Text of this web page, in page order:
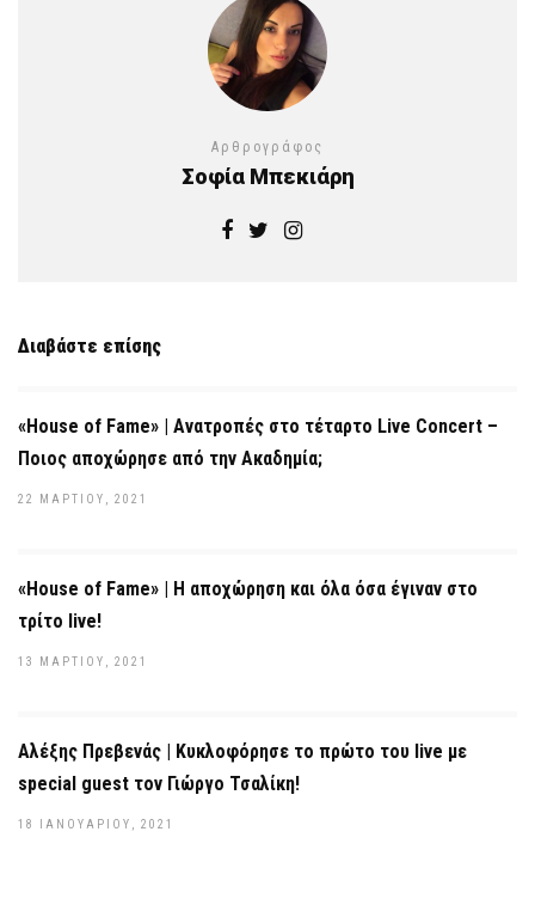
Αρθρογράφος
Σοφία Μπεκιάρη
Διαβάστε επίσης
«House of Fame» | Ανατροπές στο τέταρτο Live Concert –
Ποιος αποχώρησε από την Ακαδημία;
22 ΜΑΡΤΊΟΥ, 2021
«House of Fame» | Η αποχώρηση και όλα όσα έγιναν στο
τρίτο live!
13 ΜΑΡΤΊΟΥ, 2021
Αλέξης Πρεβενάς | Kυκλοφόρησε το πρώτο του live με
special guest τον Γιώργο Τσαλίκη!
18 ΙΑΝΟΥΑΡΊΟΥ, 2021